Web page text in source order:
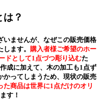
は？
いませんが、なぜこの販売価格
ます。 購入者様ご希望のホー
ドとして1点づつ彫り込むた
成に加えて、木の加工も1点ず
かってしまうため、現状の販売
た商品は世界に1点だけのオリ
す！